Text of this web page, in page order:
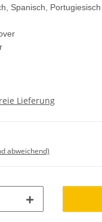
Spanisch, Portugiesisch
Lieferung
abweichend)